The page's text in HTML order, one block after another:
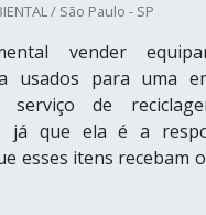
/ São Paulo - SP
vender
usados para uma
serviço de
já que ela é a
esses itens recebam